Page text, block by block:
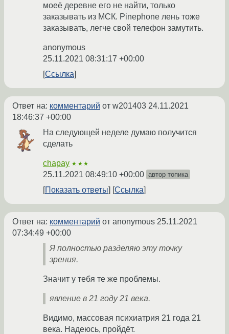
моеё деревне его не найти, только
заказывать из МСК. Pinephone лень тоже
заказывать, легче свой телефон замутить.
anonymous
25.11.2021 08:31:17 +00:00
Ссылка
Ответ на: комментарий от w201403 24.11.2021
18:46:37 +00:00
На следующей неделе думаю получится
сделать
chapay ★★★
25.11.2021 08:49:10 +00:00 автор топика
Показать ответы Ссылка
Ответ на: комментарий от anonymous 25.11.2021
07:34:49 +00:00
Я полностью разделяю эту точку
зрения.
Значит у тебя те же проблемы.
явление в 21 году 21 века.
Видимо, массовая психиатрия 21 года 21
века. Надеюсь, пройдёт.